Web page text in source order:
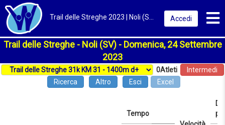
Accedi
Trail delle Streghe - Noli (SV) - Domenica, 24 Settembre
2023
0Atleti
Intermedi
Ricerca
Altro Esci Excel
Tempo